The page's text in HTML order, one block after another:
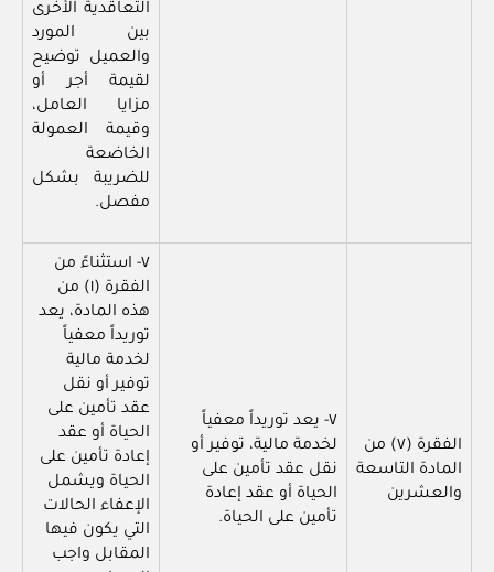
التعاقدية الأخرى
بين المورد
والعميل توضيح
لقيمة أجر أو
مزايا العامل،
وقيمة العمولة
الخاضعة
للضريبة بشكل
مفصل.
الفقرة (٧) من
المادة التاسعة
والعشرين
٧- يعد توريداً معفياً
لخدمة مالية، توفير أو
نقل عقد تأمين على
الحياة أو عقد إعادة
تأمين على الحياة.
٧- استثناءً من
الفقرة (١) من
هذه المادة، يعد
توريداً معفياً
لخدمة مالية
توفير أو نقل
عقد تأمين على
الحياة أو عقد
إعادة تأمين على
الحياة ويشمل
الإعفاء الحالات
التي يكون فيها
المقابل واجب